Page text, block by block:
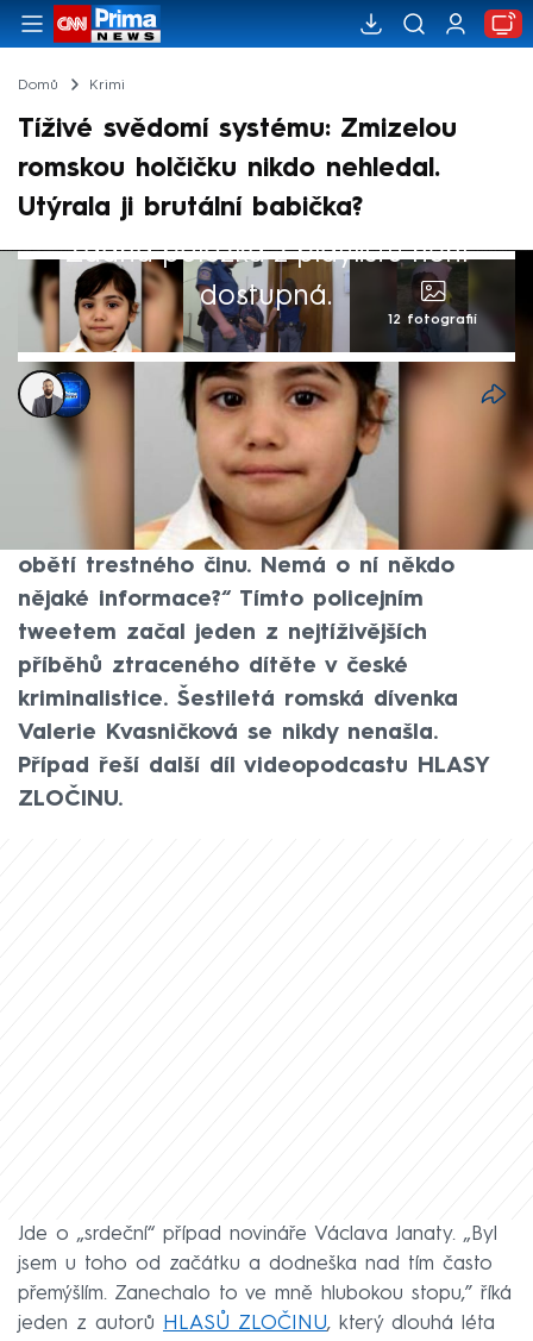
Domů Krimi
Tíživé svědomí systému: Zmizelou
romskou holčičku nikdo nehledal.
Utýrala ji brutální babička?
Žádná položka z playlistu není
dostupná.
12 fotografií
Alexandr Božilov,CNN Prima NEWS
27. zář 2024, 06:24
„Kriminalisté hledají šestiletou Valerii,
kterou již několik měsíců nikdo neviděl. V
tuto chvíli nemůžeme vyloučit, že se stala
obětí trestného činu. Nemá o ní někdo
nějaké informace?“ Tímto policejním
tweetem začal jeden z nejtíživějších
příběhů ztraceného dítěte v české
kriminalistice. Šestiletá romská dívenka
Valerie Kvasničková se nikdy nenašla.
Případ řeší další díl videopodcastu HLASY
ZLOČINU.
Jde o „srdeční“ případ novináře Václava Janaty. „Byl
jsem u toho od začátku a dodneška nad tím často
přemýšlím. Zanechalo to ve mně hlubokou stopu,” říká
jeden z autorů
HLASŮ ZLOČINU, který dlouhá léta